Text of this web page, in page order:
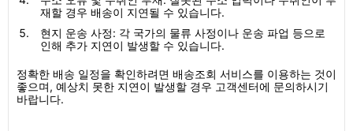
재할 경우 배송이 지연될 수 있습니다.
현지 운송 사정: 각 국가의 물류 사정이나 운송 파업 등으로
인해 추가 지연이 발생할 수 있습니다.
정확한 배송 일정을 확인하려면 배송조회 서비스를 이용하는 것이
좋으며, 예상치 못한 지연이 발생할 경우 고객센터에 문의하시기
바랍니다.